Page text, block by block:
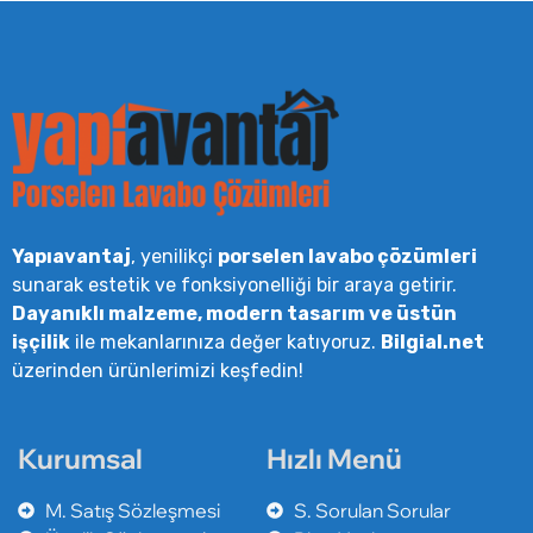
Yapıavantaj, yenilikçi porselen lavabo çözümleri
sunarak estetik ve fonksiyonelliği bir araya getirir.
Dayanıklı malzeme, modern tasarım ve üstün
işçilik ile mekanlarınıza değer katıyoruz. Bilgial.net
üzerinden ürünlerimizi keşfedin!
Kurumsal
M. Satış Sözleşmesi
Hızlı Menü
S. Sorulan Sorular